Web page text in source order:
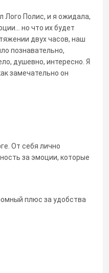
Лого Полис, и я ожидала,
но что их будет
двух часов, наш
познавательно,
душевно, интересно. Я
замечательно он
От себя лично
за эмоции, которые
плюс за удобства